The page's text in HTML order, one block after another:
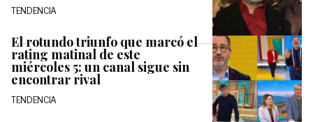
TENDENCIA
El rotundo triunfo que marcó el
rating matinal de este
miércoles 5: un canal sigue sin
encontrar rival
TENDENCIA